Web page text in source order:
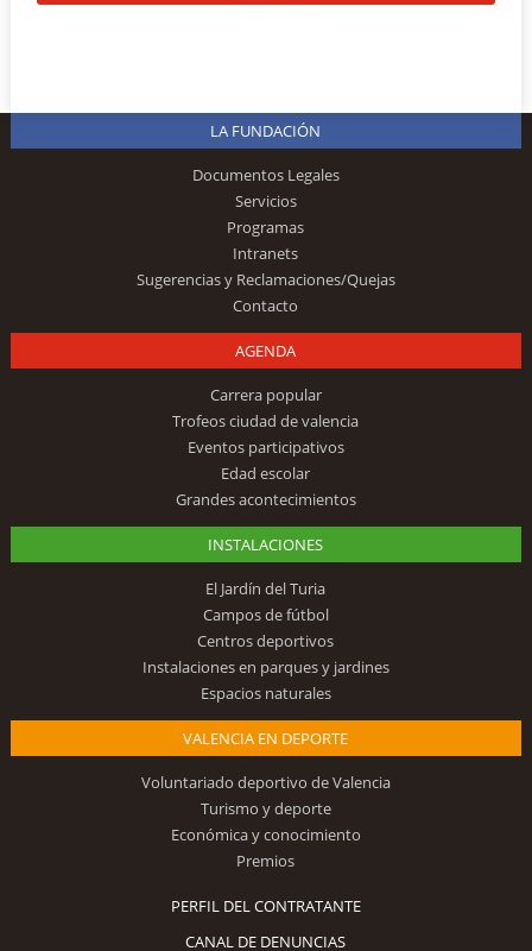
LA FUNDACIÓN
Documentos Legales
Servicios
Programas
Intranets
Sugerencias y Reclamaciones/Quejas
Contacto
AGENDA
Carrera popular
Trofeos ciudad de valencia
Eventos participativos
Edad escolar
Grandes acontecimientos
INSTALACIONES
El Jardín del Turia
Campos de fútbol
Centros deportivos
Instalaciones en parques y jardines
Espacios naturales
VALENCIA EN DEPORTE
Voluntariado deportivo de Valencia
Turismo y deporte
Económica y conocimiento
Premios
PERFIL DEL CONTRATANTE
CANAL DE DENUNCIAS